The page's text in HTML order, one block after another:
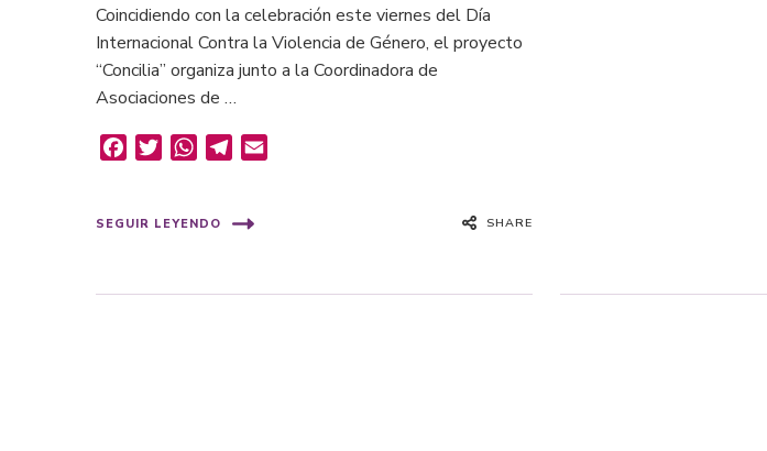
Coincidiendo con la celebración este viernes del Día
Internacional Contra la Violencia de Género, el proyecto
“Concilia” organiza junto a la Coordinadora de
Asociaciones de …
FacebookTwitterWhatsAppTelegram
SEGUIR LEYENDO SHARE